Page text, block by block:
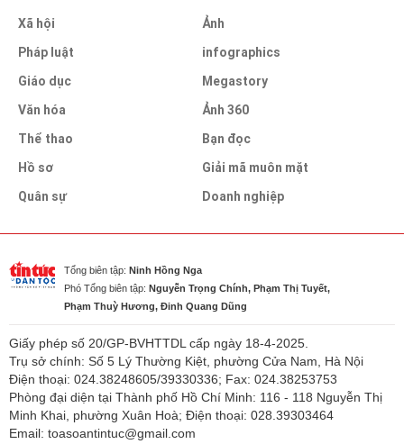
Xã hội
Pháp luật
Giáo dục
Văn hóa
Thể thao
Hồ sơ
Quân sự
Ảnh
infographics
Megastory
Ảnh 360
Bạn đọc
Giải mã muôn mặt
Doanh nghiệp
Tổng biên tập: Ninh Hồng Nga
Phó Tổng biên tập: Nguyễn Trọng Chính, Phạm Thị Tuyết,
Phạm Thuỳ Hương, Đinh Quang Dũng
Giấy phép số 20/GP-BVHTTDL cấp ngày 18-4-2025.
Trụ sở chính: Số 5 Lý Thường Kiệt, phường Cửa Nam, Hà Nội
Điện thoại: 024.38248605/39330336; Fax: 024.38253753
Phòng đại diện tại Thành phố Hồ Chí Minh: 116 - 118 Nguyễn Thị
Minh Khai, phường Xuân Hoà; Điện thoại: 028.39303464
Email: toasoantintuc@gmail.com